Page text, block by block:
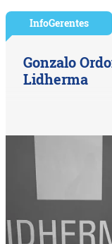
InfoGerentes
Gonzalo
Lidherma